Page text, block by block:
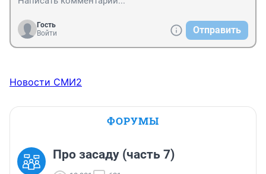
Гость
Войти
Отправить
Новости СМИ2
ФОРУМЫ
Про засаду (часть 7)